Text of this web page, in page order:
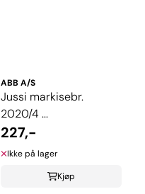
ABB A/S
Jussi markisebr.
2020/4 ...
227,-
Ikke på lager
Kjøp